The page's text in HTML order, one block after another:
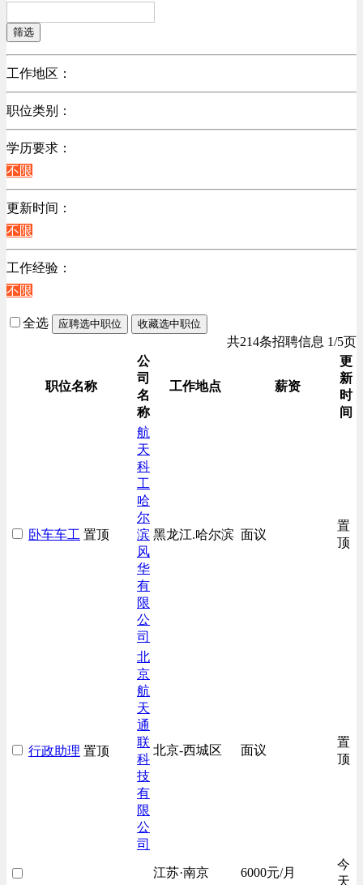
筛选
工作地区：
不限
北京
广东
江苏
陕西
辽宁
上海
职位类别：
不限
机械制造/仪器仪表类
计算机硬件类
销售管理类
计算机软件类
贸易/物流/仓储/采购类
客服及凯发娱乐网址的技术支持类
高级管理类
电子/电器/半导体类
电力电气/能源/自动化
程序/语言开发类
互联网/电子商务/游戏类
通信/移动互联网/手机类
技工/维修类
房地产开发/物业管理类
学历要求：
不限
更新时间：
不限
工作经验：
不限
全选 应聘选中职位 收藏选中职位
共214条招聘信息 1/5页
职位名称
公
司
名
称
工作地点 薪资
更
新
时
间
卧车车工 置顶
航
天
科
工
哈
尔
滨
风
华
有
限
公
司
黑龙江.哈尔滨 面议
置
顶
行政助理 置顶
北
京
航
天
通
联
科
技
有
限
公
司
北京-西城区 面议
置
顶
江苏·南京 6000元/月
今
天